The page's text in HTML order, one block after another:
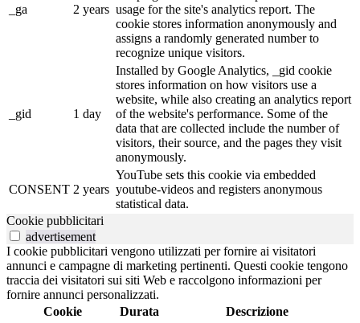
_ga 2 years usage for the site's analytics report. The
cookie stores information anonymously and
assigns a randomly generated number to
recognize unique visitors.
_gid 1 day
Installed by Google Analytics, _gid cookie
stores information on how visitors use a
website, while also creating an analytics report
of the website's performance. Some of the
data that are collected include the number of
visitors, their source, and the pages they visit
anonymously.
CONSENT 2 years
YouTube sets this cookie via embedded
youtube-videos and registers anonymous
statistical data.
Cookie pubblicitari
advertisement
I cookie pubblicitari vengono utilizzati per fornire ai visitatori
annunci e campagne di marketing pertinenti. Questi cookie tengono
traccia dei visitatori sui siti Web e raccolgono informazioni per
fornire annunci personalizzati.
Cookie
Durata
Descrizione